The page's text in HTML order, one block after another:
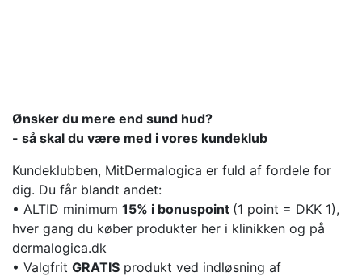
Ønsker du mere end sund hud?
- så skal du være med i vores kundeklub
Kundeklubben, MitDermalogica er fuld af fordele for
dig. Du får blandt andet:
• ALTID minimum 15% i bonuspoint (1 point = DKK 1),
hver gang du køber produkter her i klinikken og på
dermalogica.dk
• Valgfrit GRATIS produkt ved indløsning af